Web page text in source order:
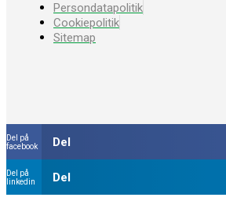
Persondatapolitik
Cookiepolitik
Sitemap
Del på
facebook
Del
Del på
linkedin
Del